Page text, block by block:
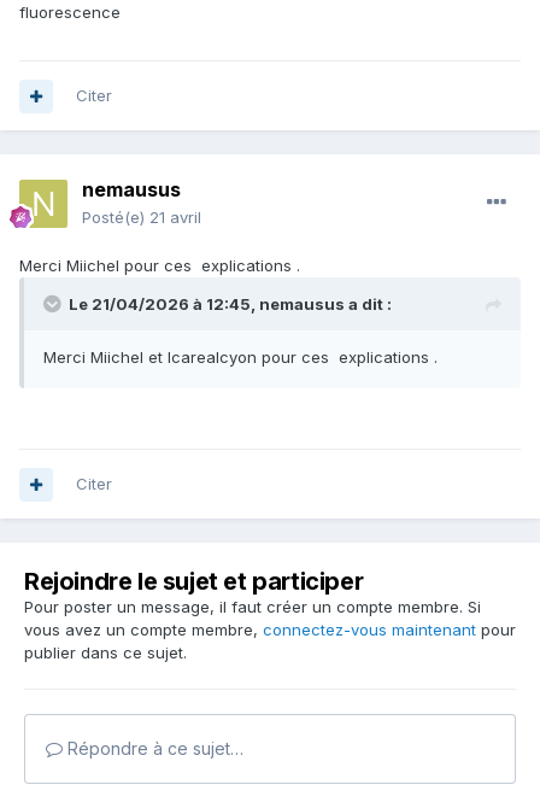
fluorescence
Citer
nemausus
Posté(e) 21 avril
Merci Miichel pour ces explications .
Le 21/04/2026 à 12:45, nemausus a dit :
Merci Miichel et Icarealcyon pour ces explications .
Citer
Rejoindre le sujet et participer
Pour poster un message, il faut créer un compte membre. Si
vous avez un compte membre, connectez-vous maintenant pour
publier dans ce sujet.
Répondre à ce sujet…